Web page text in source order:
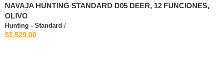
NAVAJA HUNTING STANDARD D05 DEER, 12 FUNCIONES,
OLIVO
Hunting - Standard /
$1,529.00